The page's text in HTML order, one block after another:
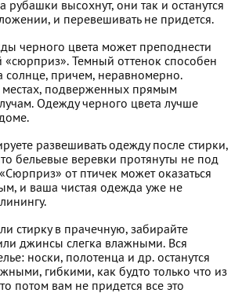
рубашки высохнут, они так и останутся
и перевешивать не придется.
черного цвета может преподнести
«сюрприз». Темный оттенок способен
солнце, причем, неравномерно.
подверженных прямым
Одежду черного цвета лучше
развешивать одежду после стирки,
бельевые веревки протянуты не под
от птичек может оказаться
и ваша чистая одежда уже не
стирку в прачечную, забирайте
джинсы слегка влажными. Вся
носки, полотенца и др. останутся
гибкими, как будто только что из
потом вам не придется все это